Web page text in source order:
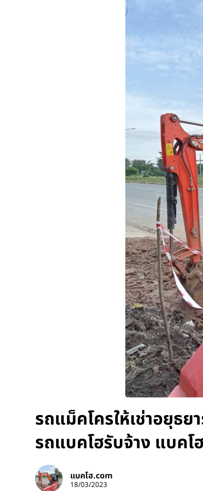
รถแม็คโครให้เช่าอยุธย
รถแบคโฮรับจ้าง แบคโ
แบคโฮ.com
18/03/2023